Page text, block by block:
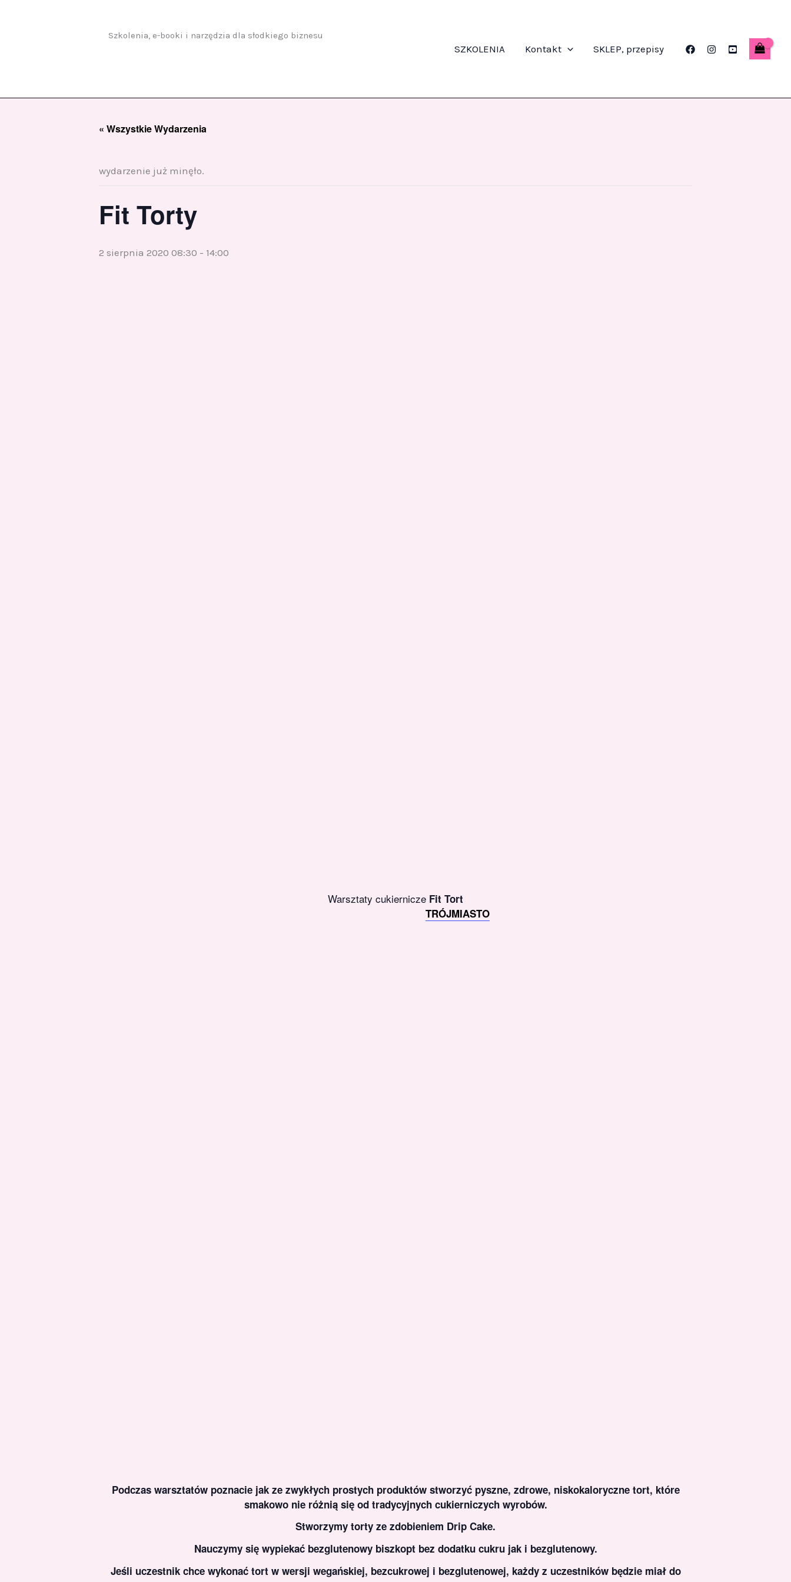
Szkolenia, e-booki i narzędzia dla słodkiego biznesu
SZKOLENIA Kontakt SKLEP, przepisy
« Wszystkie Wydarzenia
wydarzenie już minęło.
Fit Torty
2 sierpnia 2020 08:30 - 14:00
Warsztaty cukiernicze Fit Tort
TRÓJMIASTO
Podczas warsztatów poznacie jak ze zwykłych prostych produktów stworzyć pyszne, zdrowe, niskokaloryczne tort, które
smakowo nie różnią się od tradycyjnych cukierniczych wyrobów.
Stworzymy torty ze zdobieniem Drip Cake.
Nauczymy się wypiekać bezglutenowy biszkopt bez dodatku cukru jak i bezglutenowy.
Jeśli uczestnik chce wykonać tort w wersji wegańskiej, bezcukrowej i bezglutenowej, każdy z uczestników będzie miał do